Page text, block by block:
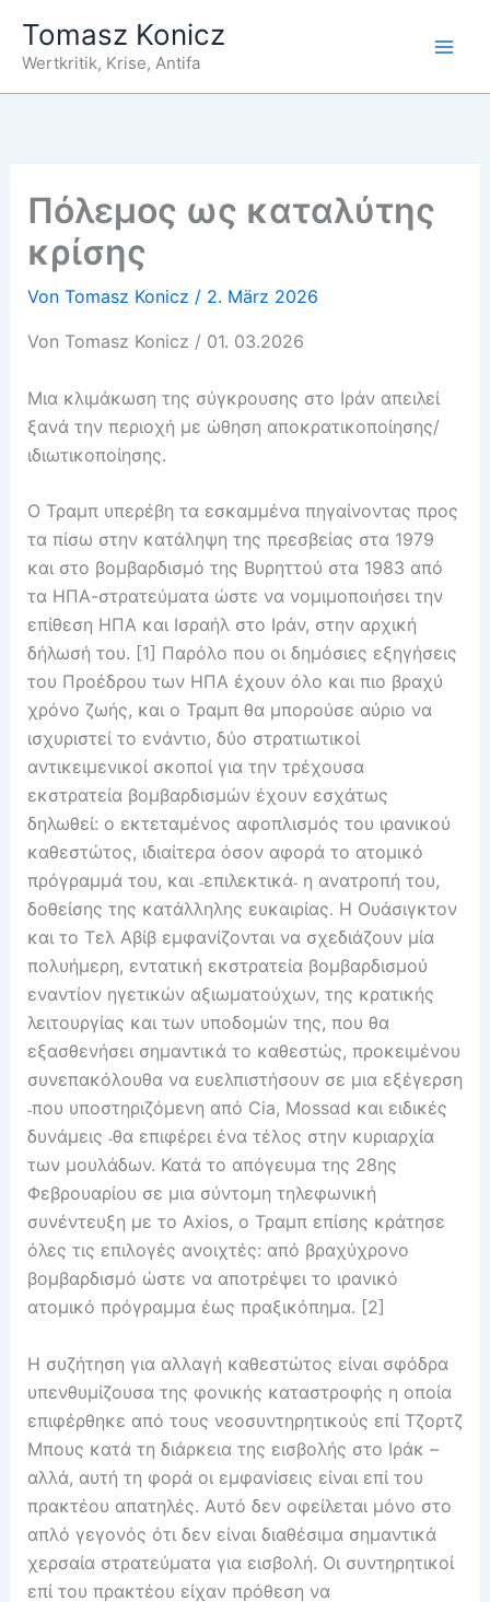
Inhalt
springen
Tomasz Konicz
Wertkritik, Krise, Antifa
Πόλεμος ως καταλύτης
κρίσης
Von Tomasz Konicz / 2. März 2026
Von Tomasz Konicz / 01. 03.2026
Μια κλιμάκωση της σύγκρουσης στο Ιράν απειλεί
ξανά την περιοχή με ώθηση αποκρατικοποίησης/
ιδιωτικοποίησης.
Ο Τραμπ υπερέβη τα εσκαμμένα πηγαίνοντας προς
τα πίσω στην κατάληψη της πρεσβείας στα 1979
και στο βομβαρδισμό της Βυρηττού στα 1983 από
τα ΗΠΑ-στρατεύματα ώστε να νομιμοποιήσει την
επίθεση ΗΠΑ και Ισραήλ στο Ιράν, στην αρχική
δήλωσή του. [1] Παρόλο που οι δημόσιες εξηγήσεις
του Προέδρου των ΗΠΑ έχουν όλο και πιο βραχύ
χρόνο ζωής, και ο Τραμπ θα μπορούσε αύριο να
ισχυριστεί το ενάντιο, δύο στρατιωτικοί
αντικειμενικοί σκοποί για την τρέχουσα
εκστρατεία βομβαρδισμών έχουν εσχάτως
δηλωθεί: ο εκτεταμένος αφοπλισμός του ιρανικού
καθεστώτος, ιδιαίτερα όσον αφορά το ατομικό
πρόγραμμά του, και ˗επιλεκτικά˗ η ανατροπή του,
δοθείσης της κατάλληλης ευκαιρίας. Η Ουάσιγκτον
και το Τελ Αβίβ εμφανίζονται να σχεδιάζουν μία
πολυήμερη, εντατική εκστρατεία βομβαρδισμού
εναντίον ηγετικών αξιωματούχων, της κρατικής
λειτουργίας και των υποδομών της, που θα
εξασθενήσει σημαντικά το καθεστώς, προκειμένου
συνεπακόλουθα να ευελπιστήσουν σε μια εξέγερση
˗που υποστηριζόμενη από Cia, Mossαd και ειδικές
δυνάμεις ˗θα επιφέρει ένα τέλος στην κυριαρχία
των μουλάδων. Κατά το απόγευμα της 28ης
Φεβρουαρίου σε μια σύντομη τηλεφωνική
συνέντευξη με το Axios, ο Τραμπ επίσης κράτησε
όλες τις επιλογές ανοιχτές: από βραχύχρονο
βομβαρδισμό ώστε να αποτρέψει το ιρανικό
ατομικό πρόγραμμα έως πραξικόπημα. [2]
Η συζήτηση για αλλαγή καθεστώτος είναι σφόδρα
υπενθυμίζουσα της φονικής καταστροφής η οποία
επιφέρθηκε από τους νεοσυντηρητικούς επί Τζορτζ
Μπους κατά τη διάρκεια της εισβολής στο Ιράκ –
αλλά, αυτή τη φορά οι εμφανίσεις είναι επί του
πρακτέου απατηλές. Αυτό δεν οφείλεται μόνο στο
απλό γεγονός ότι δεν είναι διαθέσιμα σημαντικά
χερσαία στρατεύματα για εισβολή. Οι συντηρητικοί
επί του πρακτέου είχαν πρόθεση να